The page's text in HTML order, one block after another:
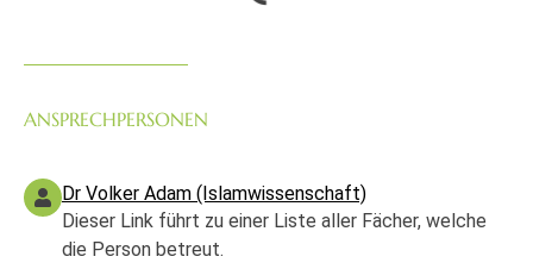
ANSPRECHPERSONEN
Dr Volker Adam (Islamwissenschaft)
Dieser Link führt zu einer Liste aller Fächer, welche
die Person betreut.